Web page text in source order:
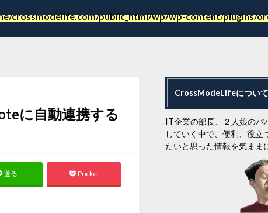
crossmodelife.com/public_html/wp/wp-content/plugins/
に自動連携する
送る Pocket
CrossModeLifeについて
IT企業の部長、２人娘のパ
していく中で、便利、役立
たいと思った情報を気まま